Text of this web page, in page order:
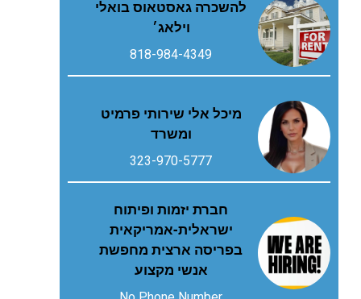
להשכרה גאסטאוס בואלי
וילאג׳
818-984-4349
מיכל אלי שירותי פרמיט
ומשרד
323-970-5777
חברת יזמות ופיתוח
ישראלית-אמריקאית
בפריסה ארצית מחפשת
אנשי מקצוע